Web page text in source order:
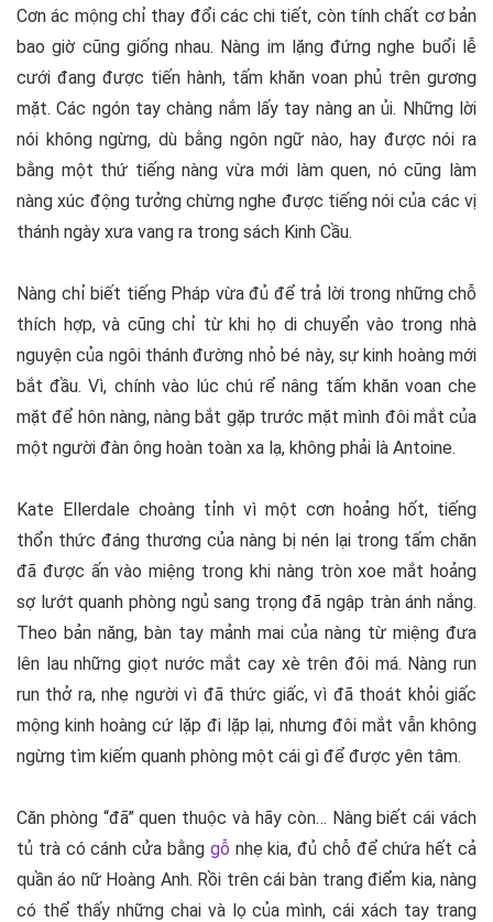
Cơn ác mộng chỉ thay đổi các chi tiết, còn tính chất cơ bản
bao giờ cũng giống nhau. Nàng im lặng đứng nghe buổi lễ
cưới đang được tiến hành, tấm khăn voan phủ trên gương
mặt. Các ngón tay chàng nắm lấy tay nàng an ủi. Những lời
nói không ngừng, dù bằng ngôn ngữ nào, hay được nói ra
bằng một thứ tiếng nàng vừa mới làm quen, nó cũng làm
nàng xúc động tưởng chừng nghe được tiếng nói của các vị
thánh ngày xưa vang ra trong sách Kinh Cầu.
Nàng chỉ biết tiếng Pháp vừa đủ để trả lời trong những chỗ
thích hợp, và cũng chỉ từ khi họ di chuyển vào trong nhà
nguyện của ngôi thánh đường nhỏ bé này, sự kinh hoàng mới
bắt đầu. Vì, chính vào lúc chú rể nâng tấm khăn voan che
mặt để hôn nàng, nàng bắt gặp trước mặt mình đôi mắt của
một người đàn ông hoàn toàn xa lạ, không phải là Antoine.
Kate Ellerdale choàng tỉnh vì một cơn hoảng hốt, tiếng
thổn thức đáng thương của nàng bị nén lại trong tấm chăn
đã được ấn vào miệng trong khi nàng tròn xoe mắt hoảng
sợ lướt quanh phòng ngủ sang trọng đã ngập tràn ánh nắng.
Theo bản năng, bàn tay mảnh mai của nàng từ miệng đưa
lên lau những giọt nước mắt cay xè trên đôi má. Nàng run
run thở ra, nhẹ người vì đã thức giấc, vì đã thoát khỏi giấc
mộng kinh hoàng cứ lặp đi lặp lại, nhưng đôi mắt vẫn không
ngừng tìm kiếm quanh phòng một cái gì để được yên tâm.
Căn phòng “đã” quen thuộc và hãy còn… Nàng biết cái vách
tủ trà có cánh cửa bằng gỗ nhẹ kia, đủ chỗ để chứa hết cả
quần áo nữ Hoàng Anh. Rồi trên cái bàn trang điểm kia, nàng
có thể thấy những chai và lọ của mình, cái xách tay trang